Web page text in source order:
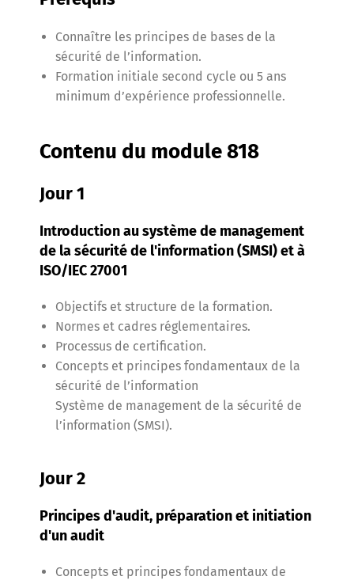
Connaître les principes de bases de la
sécurité de l’information.
Formation initiale second cycle ou 5 ans
minimum d’expérience professionnelle.
Contenu du module 818
Jour 1
Introduction au système de management
de la sécurité de l'information (SMSI) et à
ISO/IEC 27001
Objectifs et structure de la formation.
Normes et cadres réglementaires.
Processus de certification.
Concepts et principes fondamentaux de la
sécurité de l’information
Système de management de la sécurité de
l’information (SMSI).
Jour 2
Principes d'audit, préparation et initiation
d'un audit
Concepts et principes fondamentaux de